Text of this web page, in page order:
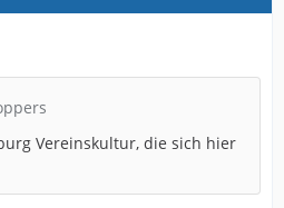
Vereinskultur, die sich hier